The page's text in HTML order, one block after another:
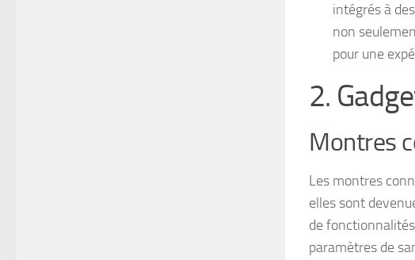
intégrés à
non
pour une
2.
Montres
Les montres
elles sont
de
paramètres de